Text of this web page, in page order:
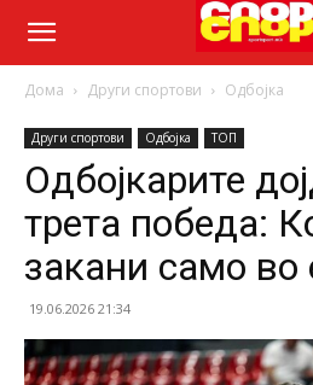
Дома Други спортови Одбојка
Други спортови Одбојка ТОП
Одбојкарите
трета победа:
закани само во
19.06.2026 21:34